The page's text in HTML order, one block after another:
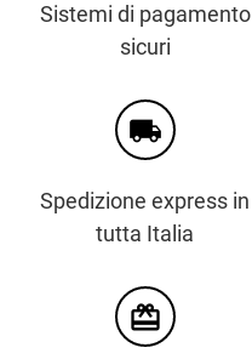
Sistemi di pagamento
sicuri
local_shipping
Spedizione express in
tutta Italia
card_giftcard